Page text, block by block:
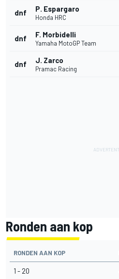
dnf P. Espargaro
Honda HRC
dnf F. Morbidelli
Yamaha MotoGP Team
dnf J. Zarco
Pramac Racing
Ronden aan kop
RONDEN AAN KOP
1 - 20